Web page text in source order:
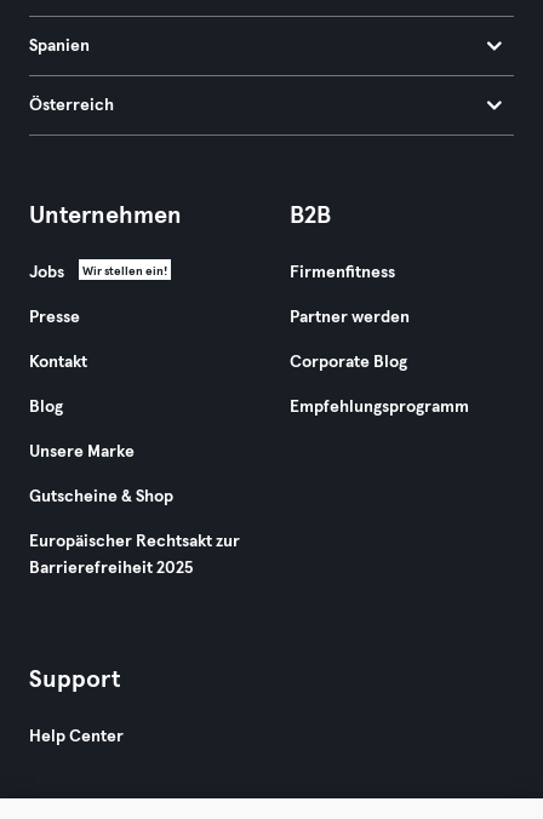
Spanien
Österreich
Unternehmen
Jobs Wir stellen ein!
Presse
Kontakt
Blog
Unsere Marke
Gutscheine & Shop
Europäischer Rechtsakt zur
Barrierefreiheit 2025
B2B
Firmenfitness
Partner werden
Corporate Blog
Empfehlungsprogramm
Support
Help Center